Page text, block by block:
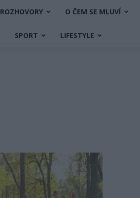
ROZHOVORY O ČEM SE MLUVÍ
SPORT LIFESTYLE